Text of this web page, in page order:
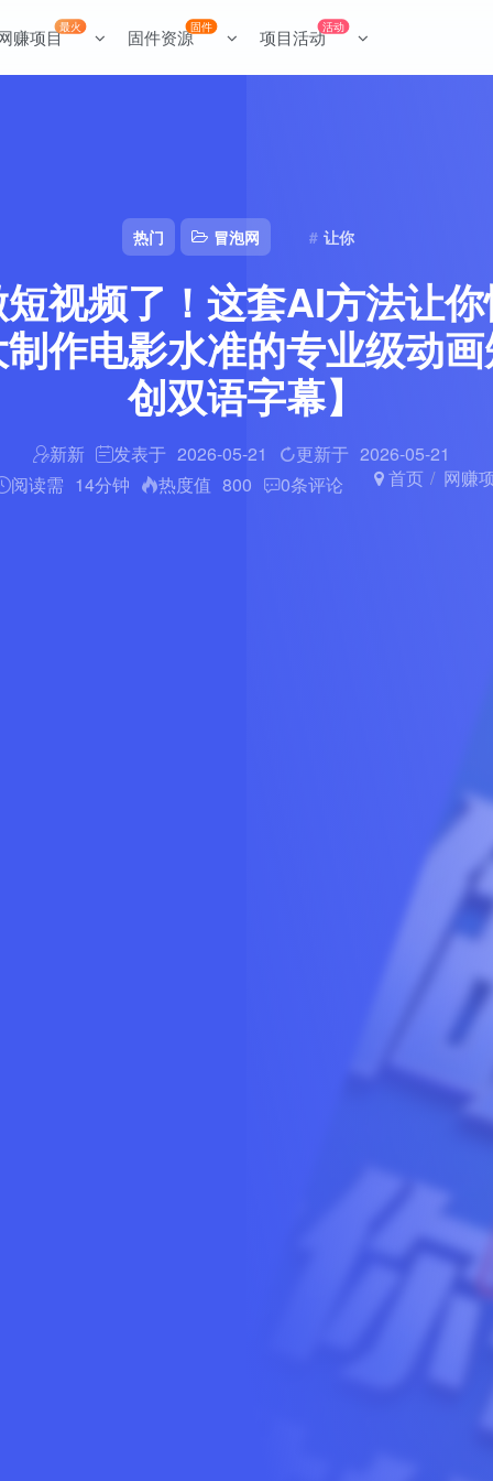
热门 冒泡网 让你
视频了！这套AI方法让
作电影水准的专业级动
创双语字幕】
新新 发表于 2026-05-21 更新于 2026-05-21
阅读需 14分钟 热度值 800 0条评论 首页 网赚
赚项目最火 固件资源固件 项目活动活动